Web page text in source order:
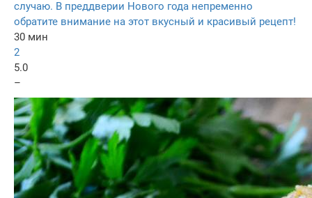
случаю. В преддверии Нового года непременно
обратите внимание на этот вкусный и красивый рецепт!
30 мин
2
5.0
–